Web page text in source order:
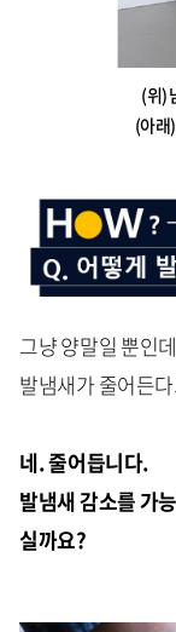
(위)
(아래
그냥 양말일 뿐인
발냄새가 줄어든
네. 줄어듭니다.
발냄새 감소를 가
실까요?